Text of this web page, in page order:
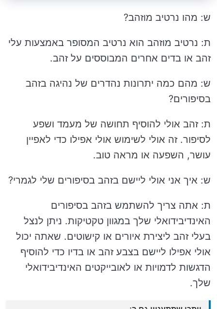
ש: מהו נרטיב מוזהב?
ת: נרטיב מוזהב הוא נרטיב המסופר באמצעות עלי
זהב או בדים אחרים המבוססים על זהב.
ש: מהם כמה יתרונות נהדרים של נהיגה בזהב
בסיפורים?
ת: זהב אולי להוסיף תחושה של מעמד ושפע
לסיפור. זה אולי לשימוש אולי אפילו כדי לאפיין
עושר, השפעה או מראה טוב.
ש: איך אני אולי ליישם בזהב בסיפורים שלי לגמרי?
ת: אתה צריך להשתמש בזהב בסיפורים
האינדיבידואלי שלך במגוון טקטיקות. ניתן לנצל
בעלי זהב ליצירת איורים או קישוטים. שאתה יכול
אולי אפילו ליישם בצבע זהב או בדיו כדי להוסיף
הדגשות לדמויות או לאובייקטים האינדיבידואלי
שלך.